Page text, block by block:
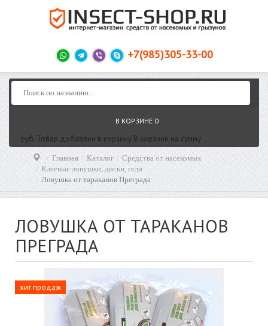
+7(985)305-33-00
В КОРЗИНЕ 0
руб. Товар добавлен в корзину В корзине на сумму
Главная Каталог
Средства от насекомых
Клеевые ловушки, диски, гели
Ловушка от тараканов Преграда
ЛОВУШКА ОТ ТАРАКАНОВ
ПРЕГРАДА
хит продаж